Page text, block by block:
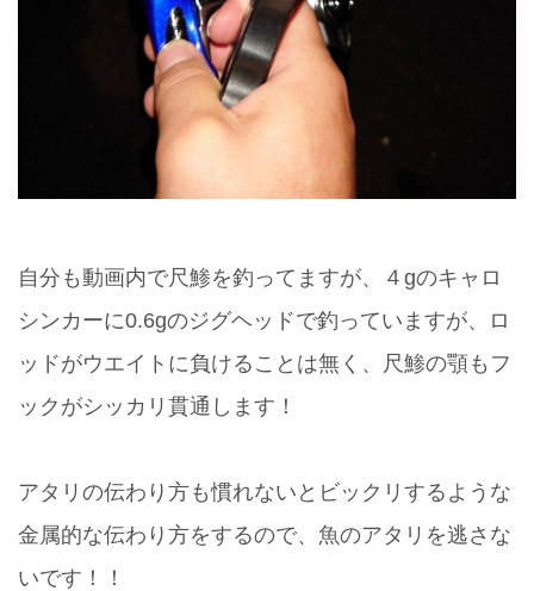
自分も動画内で尺鯵を釣ってますが、４gのキャロ
シンカーに0.6gのジグヘッドで釣っていますが、ロ
ッドがウエイトに負けることは無く、尺鯵の顎もフ
ックがシッカリ貫通します！
アタリの伝わり方も慣れないとビックリするような
金属的な伝わり方をするので、魚のアタリを逃さな
いです！！